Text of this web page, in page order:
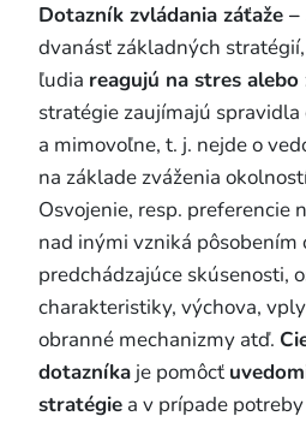
Dotazník zvládania záťaže
dvanásť základných
ľudia reagujú na stres alebo
stratégie zaujímajú
a mimovoľne, t. j. nejde o
na základe zváženia
Osvojenie, resp. preferencie
nad inými vzniká
predchádzajúce skúsenosti,
charakteristiky, výchova,
obranné mechanizmy atď.
dotazníka je pomôcť
stratégie a v prípade potreby